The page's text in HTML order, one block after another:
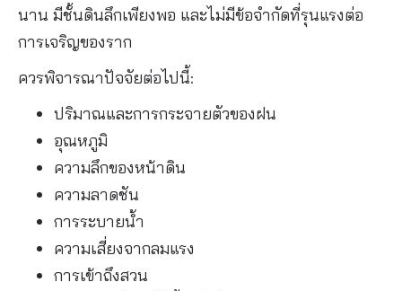
นาน มีชั้นดินลึกเพียงพอ และไม่มีข้อจำกัดที่รุนแรงต่อ
การเจริญของราก
ควรพิจารณาปัจจัยต่อไปนี้:
ปริมาณและการกระจายตัวของฝน
อุณหภูมิ
ความลึกของหน้าดิน
ความลาดชัน
การระบายน้ำ
ความเสี่ยงจากลมแรง
การเข้าถึงสวน